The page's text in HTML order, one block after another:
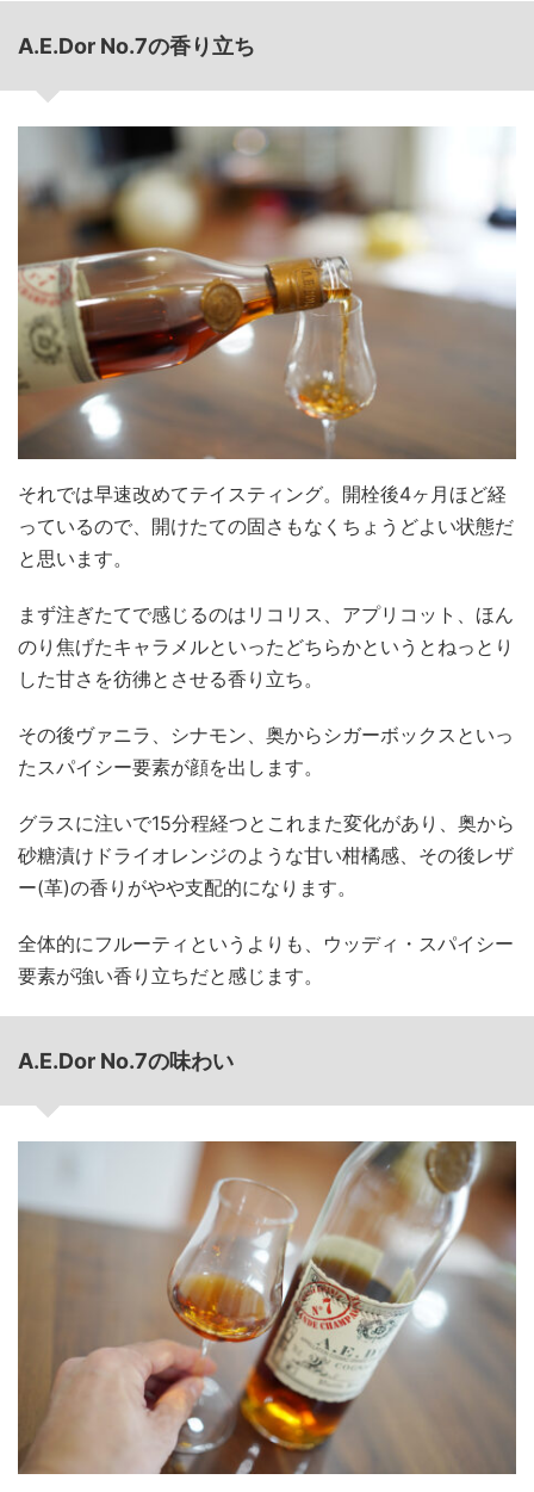
A.E.Dor No.7の香り立ち
それでは早速改めてテイスティング。開栓後4ヶ月ほど経
っているので、開けたての固さもなくちょうどよい状態だ
と思います。
まず注ぎたてで感じるのはリコリス、アプリコット、ほん
のり焦げたキャラメルといったどちらかというとねっとり
した甘さを彷彿とさせる香り立ち。
その後ヴァニラ、シナモン、奥からシガーボックスといっ
たスパイシー要素が顔を出します。
グラスに注いで15分程経つとこれまた変化があり、奥から
砂糖漬けドライオレンジのような甘い柑橘感、その後レザ
ー(革)の香りがやや支配的になります。
全体的にフルーティというよりも、ウッディ・スパイシー
要素が強い香り立ちだと感じます。
A.E.Dor No.7の味わい